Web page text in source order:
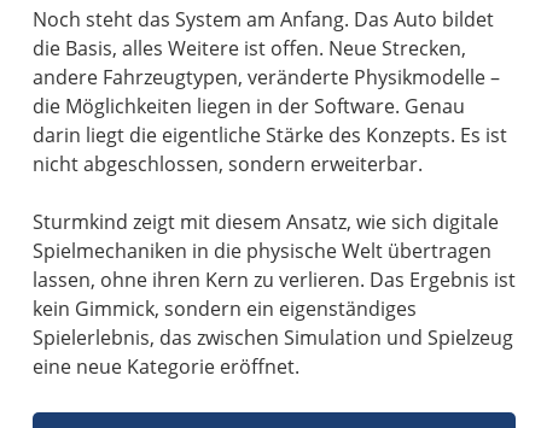
Noch steht das System am Anfang. Das Auto bildet
die Basis, alles Weitere ist offen. Neue Strecken,
andere Fahrzeugtypen, veränderte Physikmodelle –
die Möglichkeiten liegen in der Software. Genau
darin liegt die eigentliche Stärke des Konzepts. Es ist
nicht abgeschlossen, sondern erweiterbar.
Sturmkind zeigt mit diesem Ansatz, wie sich digitale
Spielmechaniken in die physische Welt übertragen
lassen, ohne ihren Kern zu verlieren. Das Ergebnis ist
kein Gimmick, sondern ein eigenständiges
Spielerlebnis, das zwischen Simulation und Spielzeug
eine neue Kategorie eröffnet.